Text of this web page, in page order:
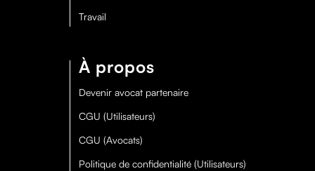
Travail
À propos
Devenir avocat partenaire
CGU (Utilisateurs)
CGU (Avocats)
Politique de confidentialité (Utilisateurs)